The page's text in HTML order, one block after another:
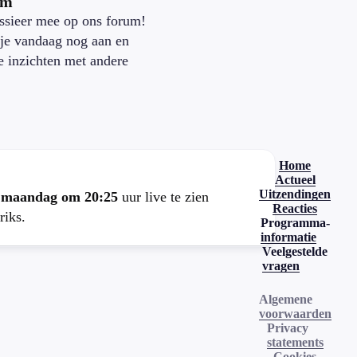
mee op ons forum!
vandaag nog aan en
inzichten met andere
maandag om 20:25 uur live te zien
Home
Actueel
Uitzendingen
Reacties
Programma-
informatie
Veelgestelde
vragen
Algemene
voorwaarden
Privacy
statements